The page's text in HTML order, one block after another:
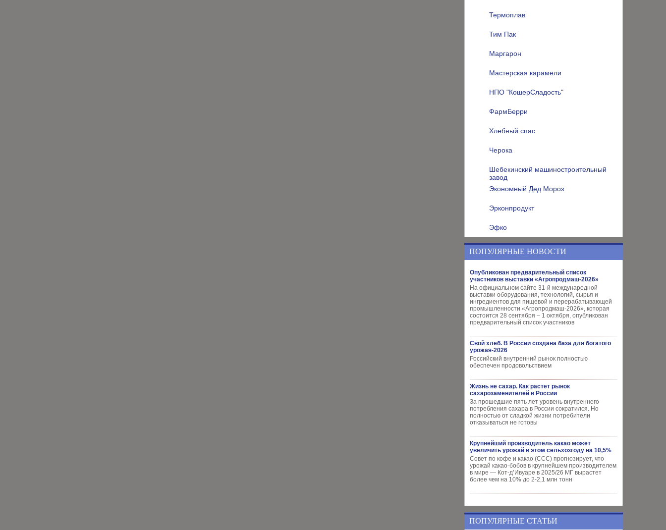
Термоплав
Тим Пак
Маргарон
Мастерская карамели
НПО "КошерСладость"
ФармБерри
Хлебный спас
Черока
Шебекинский машиностроительный
завод
Экономный Дед Мороз
Эрконпродукт
Эфко
ПОПУЛЯРНЫЕ НОВОСТИ
Опубликован предварительный список
участников выставки «Агропродмаш-2026»
На официальном сайте 31-й международной
выставки оборудования, технологий, сырья и
ингредиентов для пищевой и перерабатывающей
промышленности «Агропродмаш-2026», которая
состоится 28 сентября – 1 октября, опубликован
предварительный список участников
Свой хлеб. В России создана база для богатого
урожая-2026
Российский внутренний рынок полностью
обеспечен продовольствием
Жизнь не сахар. Как растет рынок
сахарозаменителей в России
За прошедшие пять лет уровень внутреннего
потребления сахара в России сократился. Но
полностью от сладкой жизни потребители
отказываться не готовы
Крупнейший производитель какао может
увеличить урожай в этом сельхозгоду на 10,5%
Совет по кофе и какао (CCC) прогнозирует, что
урожай какао-бобов в крупнейшем производителем
в мире — Кот-д’Ивуаре в 2025/26 МГ вырастет
более чем на 10% до 2-2,1 млн тонн
ПОПУЛЯРНЫЕ СТАТЬИ